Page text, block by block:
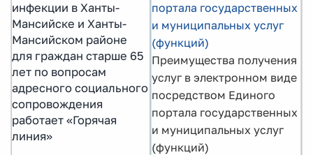
инфекции в Ханты-
Мансийске и Ханты-
Мансийском районе
для граждан старше 65
лет по вопросам
адресного социального
сопровождения
работает «Горячая
линия»
портала государственных
и муниципальных услуг
(функций)
Преимущества получения
услуг в электронном виде
посредством Единого
портала государственных
и муниципальных услуг
(функций)